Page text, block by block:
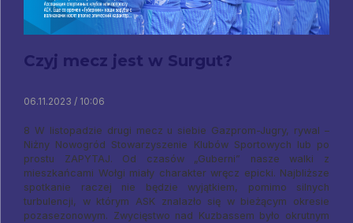
Czyj mecz jest w Surgut?
06.11.2023 / 10:06
8 W listopadzie drugi mecz u siebie Gazprom-Jugry, rywal –
Niżny Nowogród Stowarzyszenie Klubów Sportowych lub po
prostu ZAPYTAJ. Od czasów „Guberni” nasze walki z
mieszkańcami Wołgi miały charakter wręcz epicki. Najbliższe
spotkanie raczej nie będzie wyjątkiem, pomimo silnych
turbulencji, w którym ASK znalazło się w bieżącym okresie
pozasezonowym. Zwycięstwo nad Kuzbassem było okrutnym